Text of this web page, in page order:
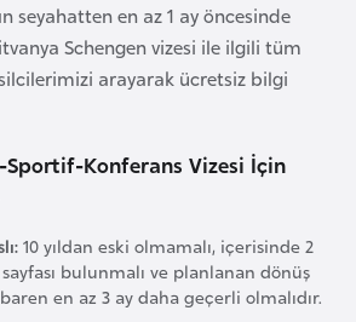
seyahatten en az 1 ay öncesinde
Schengen vizesi ile ilgili tüm
arayarak ücretsiz bilgi
Konferans Vizesi İçin
10 yıldan eski olmamalı, içerisinde 2
bulunmalı ve planlanan dönüş
en az 3 ay daha geçerli olmalıdır.